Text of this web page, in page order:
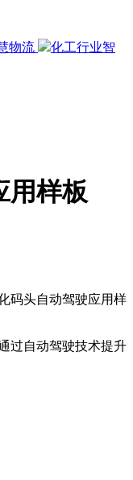
物流
化工行业智
用样板
码头自动驾驶应用样
过自动驾驶技术提升